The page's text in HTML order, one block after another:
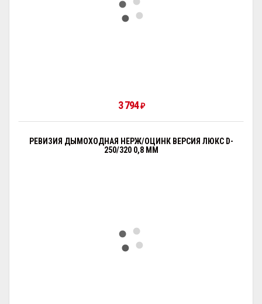
3 794₽
РЕВИЗИЯ ДЫМОХОДНАЯ НЕРЖ/ОЦИНК ВЕРСИЯ ЛЮКС D-
250/320 0,8 ММ